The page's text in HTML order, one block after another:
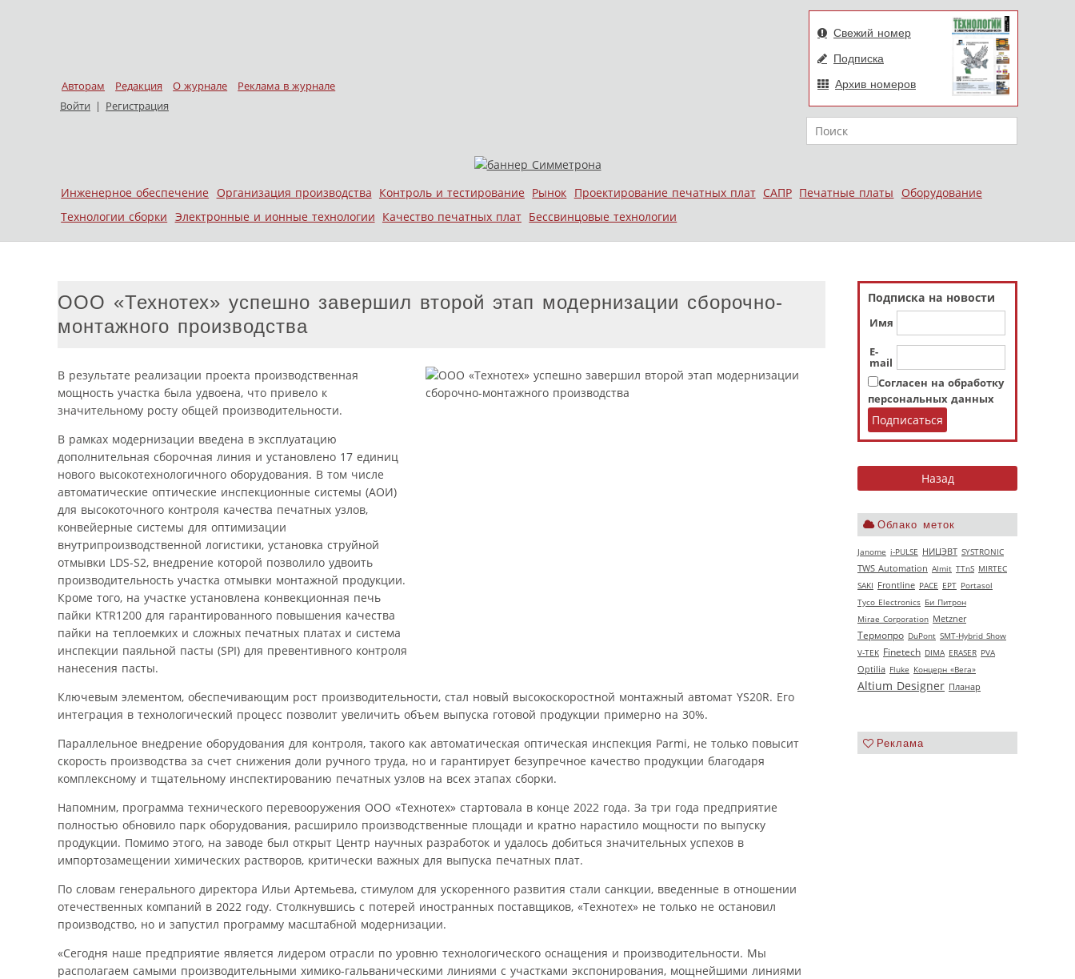
Авторам Редакция О журнале
Реклама в журнале
Войти | Регистрация
Свежий номер
Подписка
Архив номеров
Поиск
Меню
Skip to content
Инженерное обеспечение Организация производства Контроль и тестирование Рынок Проектирование печатных плат САПР Печатные платы
Оборудование
Технологии сборки Электронные и ионные технологии Качество печатных плат Бессвинцовые технологии
Подписка на новости
Имя
E-
mail
Согласен на обработку
персональных данных
Облако меток
Janome i-PULSE НИЦЭВТ SYSTRONIC
TWS Automation Almit TTnS MIRTEC
SAKI Frontline РАСЕ EPT Portasol
Tyco Electronics Би Питрон
Mirae Corporation Metzner
Термопро DuPont SMT-Hybrid Show
V‑TEK Finetech DIMA ERASER PVA
Optilia Fluke Концерн «Вега»
Altium Designer Планар
Реклама
ООО «Технотех» успешно завершил второй этап модернизации сборочно-
монтажного производства
В результате реализации проекта производственная
мощность участка была удвоена, что привело к
значительному росту общей производительности.
В рамках модернизации введена в эксплуатацию
дополнительная сборочная линия и установлено 17 единиц
нового высокотехнологичного оборудования. В том числе
автоматические оптические инспекционные системы (AOИ)
для высокоточного контроля качества печатных узлов,
конвейерные системы для оптимизации
внутрипроизводственной логистики, установка струйной
отмывки LDS-S2, внедрение которой позволило удвоить
производительность участка отмывки монтажной продукции.
Кроме того, на участке установлена конвекционная печь
пайки KTR1200 для гарантированного повышения качества
пайки на теплоемких и сложных печатных платах и система
инспекции паяльной пасты (SPI) для превентивного контроля
нанесения пасты.
Ключевым элементом, обеспечивающим рост производительности, стал новый высокоскоростной монтажный автомат YS20R. Его
интеграция в технологический процесс позволит увеличить объем выпуска готовой продукции примерно на 30%.
Параллельное внедрение оборудования для контроля, такого как автоматическая оптическая инспекция Parmi, не только повысит
скорость производства за счет снижения доли ручного труда, но и гарантирует безупречное качество продукции благодаря
комплексному и тщательному инспектированию печатных узлов на всех этапах сборки.
Напомним, программа технического перевооружения ООО «Технотех» стартовала в конце 2022 года. За три года предприятие
полностью обновило парк оборудования, расширило производственные площади и кратно нарастило мощности по выпуску
продукции. Помимо этого, на заводе был открыт Центр научных разработок и удалось добиться значительных успехов в
импортозамещении химических растворов, критически важных для выпуска печатных плат.
По словам генерального директора Ильи Артемьева, стимулом для ускоренного развития стали санкции, введенные в отношении
отечественных компаний в 2022 году. Столкнувшись с потерей иностранных поставщиков, «Технотех» не только не остановил
производство, но и запустил программу масштабной модернизации.
«Сегодня наше предприятие является лидером отрасли по уровню технологического оснащения и производительности. Мы
располагаем самыми производительными химико-гальваническими линиями с участками экспонирования, мощнейшими линиями